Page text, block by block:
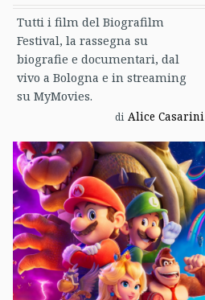
Tutti i film del Biografilm
Festival, la rassegna su
biografie e documentari, dal
vivo a Bologna e in streaming
su MyMovies.
di Alice Casarini